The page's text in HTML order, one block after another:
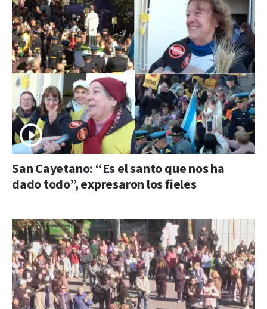
San Cayetano: “Es el santo que nos ha
dado todo”, expresaron los fieles